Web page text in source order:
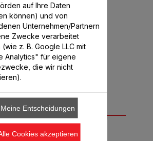
CHF 5.50
In den Warenkorb legen
für 4
Produkt(e)
auf Ihre Daten
können) und von
Unternehmen/Partnern
Zwecke verarbeitet
z. B. Google LLC mit
Analytics" für eigene
die wir nicht
Meine Entscheidungen
Cookies akzeptieren